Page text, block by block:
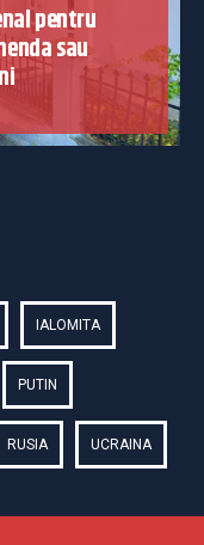
pentru
sau
IALOMITA
PUTIN
RUSIA UCRAINA